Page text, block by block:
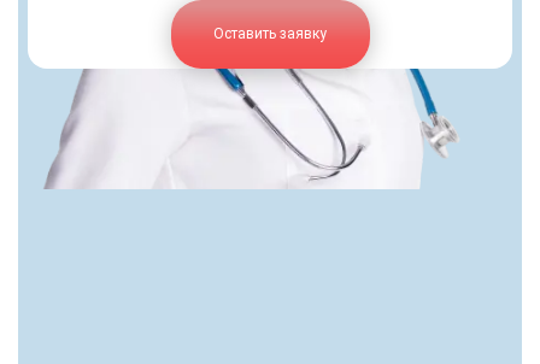
Оставить заявку